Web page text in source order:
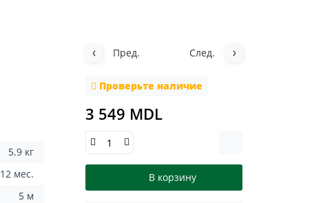
5.9 кг
12 мес.
5 м
Пред. След.
Проверьте наличие
3 549 MDL
В корзину